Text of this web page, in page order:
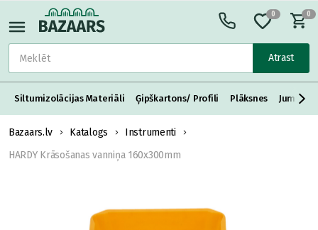
Atrast
0 0
Siltumizolācijas Materiāli Ģipškartons/ Profili Plāksnes Jumta
Bazaars.lv Katalogs
Instrumenti
HARDY Krāsošanas vanniņa 160x300mm